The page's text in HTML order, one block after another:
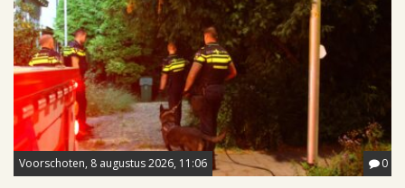
Voorschoten, 8 augustus 2026, 11:06 0